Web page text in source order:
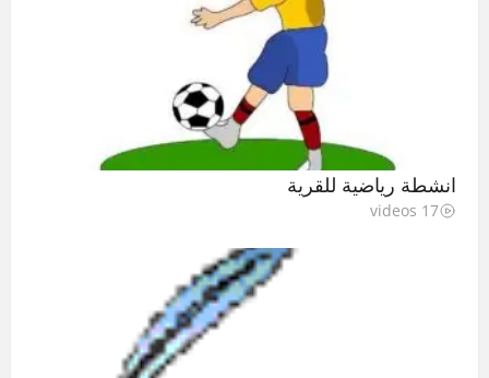
انشطة رياضية للقرية
17 videos